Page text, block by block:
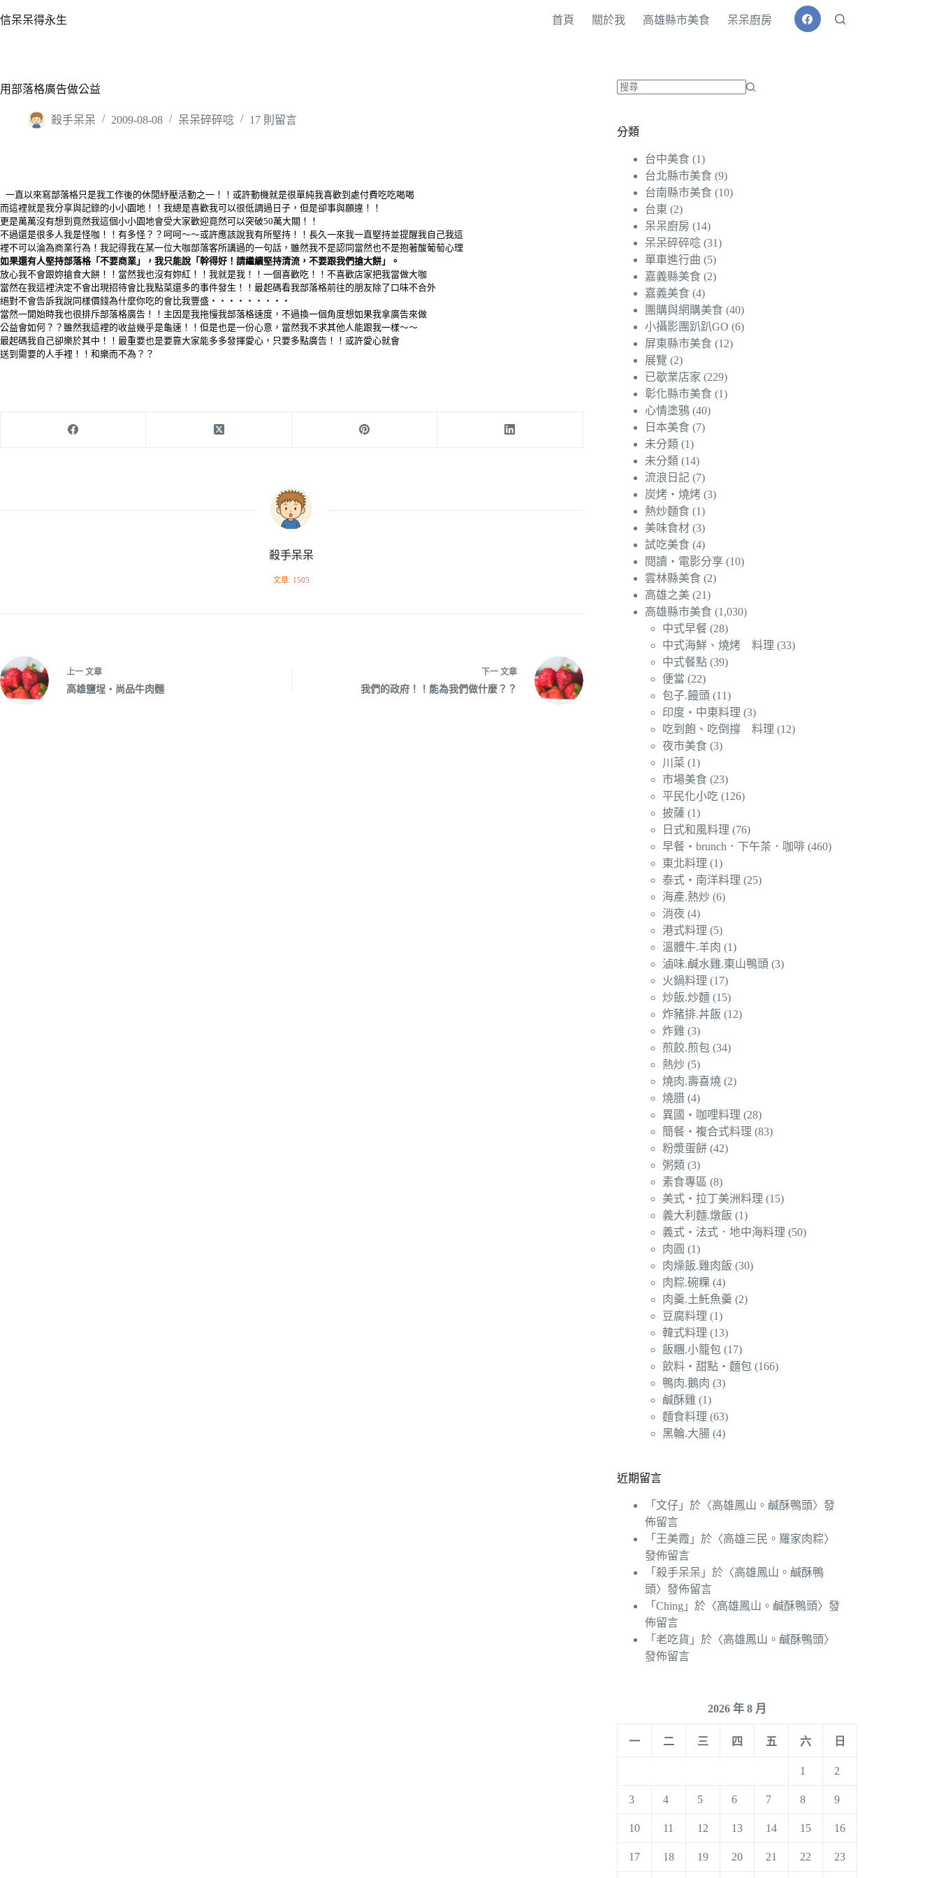
至
容
信呆呆得永生 首頁 關於我 高雄縣市美食 呆呆廚房
用部落格廣告做公益
殺手呆呆 2009-08-08 呆呆碎碎唸 17 則留言
一直以來寫部落格只是我工作後的休閒紓壓活動之一！！或許動機就是很單純我喜歡到處付費吃吃喝喝
而這裡就是我分享與記錄的小小園地！！我總是喜歡我可以很低調過日子，但是卻事與願違！！
更是萬萬沒有想到竟然我這個小小園地會受大家歡迎竟然可以突破50萬大關！！
不過還是很多人我是怪咖！！有多怪？？呵呵～～或許應該說我有所堅持！！長久一來我一直堅持並提醒我自己我這
裡不可以淪為商業行為！我記得我在某一位大咖部落客所講過的一句話，雖然我不是認同當然也不是抱著酸葡萄心理
如果還有人堅持部落格「不要商業」，我只能說「 幹得好！請繼續堅持清流，不要跟我們搶大餅 」。
放心我不會跟妳搶食大餅！！當然我也沒有妳紅！！我就是我！！一個喜歡吃！！不喜歡店家把我當做大咖
當然在我這裡決定不會出現招待會比我點菜還多的事件發生！！最起碼看我部落格前往的朋友除了口味不合外
絕對不會告訴我說同樣價錢為什麼你吃的會比我豐盛‧‧‧‧‧‧‧‧‧
當然一開始時我也很排斥部落格廣告！！主因是我拖慢我部落格速度，不過換一個角度想如果我拿廣告來做
公益會如何？？雖然我這裡的收益幾乎是龜速！！但是也是一份心意，當然我不求其他人能跟我一樣～～
最起碼我自己卻樂於其中！！最重要也是要靠大家能多多發揮愛心，只要多點廣告！！或許愛心就會
送到需要的人手裡！！和樂而不為？？
殺手呆呆
文章: 1505
上一 文章
高雄鹽埕‧尚品牛肉麵
下一 文章
我們的政府！！能為我們做什麼？？
到
分類
台中美食 (1)
台北縣市美食 (9)
台南縣市美食 (10)
台東 (2)
呆呆廚房 (14)
呆呆碎碎唸 (31)
單車進行曲 (5)
嘉義縣美食 (2)
嘉義美食 (4)
團購與網購美食 (40)
小攝影團趴趴GO (6)
屏東縣市美食 (12)
展覽 (2)
已歇業店家 (229)
彰化縣市美食 (1)
心情塗鴉 (40)
日本美食 (7)
未分類 (1)
未分類 (14)
流浪日記 (7)
炭烤‧燒烤 (3)
熱炒麵食 (1)
美味食材 (3)
試吃美食 (4)
閱讀‧電影分享 (10)
雲林縣美食 (2)
高雄之美 (21)
高雄縣市美食 (1,030)
中式早餐 (28)
中式海鮮、燒烤 料理 (33)
中式餐點 (39)
便當 (22)
包子.饅頭 (11)
印度‧中東料理 (3)
吃到飽、吃倒撐 料理 (12)
夜市美食 (3)
川菜 (1)
市場美食 (23)
平民化小吃 (126)
披薩 (1)
日式和風料理 (76)
早餐‧brunch．下午茶．咖啡 (460)
東北料理 (1)
泰式‧南洋料理 (25)
海產.熱炒 (6)
消夜 (4)
港式料理 (5)
溫體牛.羊肉 (1)
滷味.鹹水雞.東山鴨頭 (3)
火鍋料理 (17)
炒飯.炒麵 (15)
炸豬排.丼飯 (12)
炸雞 (3)
煎餃.煎包 (34)
熱炒 (5)
燒肉.壽喜燒 (2)
燒腊 (4)
異國‧咖哩料理 (28)
簡餐‧複合式料理 (83)
粉漿蛋餅 (42)
粥類 (3)
素食專區 (8)
美式‧拉丁美洲料理 (15)
義大利麵.燉飯 (1)
義式‧法式．地中海料理 (50)
肉圓 (1)
肉燥飯.雞肉飯 (30)
肉粽.碗粿 (4)
肉羹.土魠魚羹 (2)
豆腐料理 (1)
韓式料理 (13)
飯糰.小籠包 (17)
飲料‧甜點‧麵包 (166)
鴨肉.鵝肉 (3)
鹹酥雞 (1)
麵食料理 (63)
黑輪.大腸 (4)
近期留言
「文仔 」於〈高雄鳳山。鹹酥鴨頭〉發
佈留言
「 王美霞 」於〈高雄三民。羅家肉粽〉
發佈留言
「殺手呆呆 」於〈高雄鳳山。鹹酥鴨
頭〉發佈留言
「Ching 」於〈高雄鳳山。鹹酥鴨頭〉發
佈留言
「老吃貨 」於〈高雄鳳山。鹹酥鴨頭〉
發佈留言
2026 年 8 月
一 二 三 四 五 六 日
1 2
3 4 5 6 7 8 9
10 11 12 13 14 15 16
17 18 19 20 21 22 23